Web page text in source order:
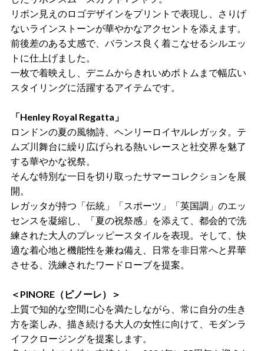
リボン見えのロゴデザインをプリントで表現し、さりげ
ないラインストーンが華やかなアクセントを添えます。
前後差のある丈感で、バランス良く着こなせるシルエッ
トに仕上げました。
一枚で着映えし、デニムからきれいめボトムまで幅広い
スタイリングに活躍するアイテムです。
「Henley Royal Regatta」
ロンドンの夏の風物詩、ヘンリーロイヤルレガッタ。テ
ムズ川舞台に繰り広げられる熱いレースと社交界を魅了
する華やかな祝祭。
そんな特別な一日を切り取ったサマーコレクションを展
開。
レガッタが持つ「伝統」「スポーツ」「英国調」のエッ
センスを凝縮し、「夏の祝祭感」を添えて、都会的で洗
練された大人のプレッピースタイルを表現。そして、快
適な着心地と機能性を兼ね備え、日常を非日常へと昇華
させる、洗練されたワードローブを提案。
＜PINORE（ピノーレ）＞
上質で知的な空間に心を満たしながら、常に自分の生き
方を楽しみ、描き続ける大人の女性に向けて、モダンラ
イフクロージングを提案します。